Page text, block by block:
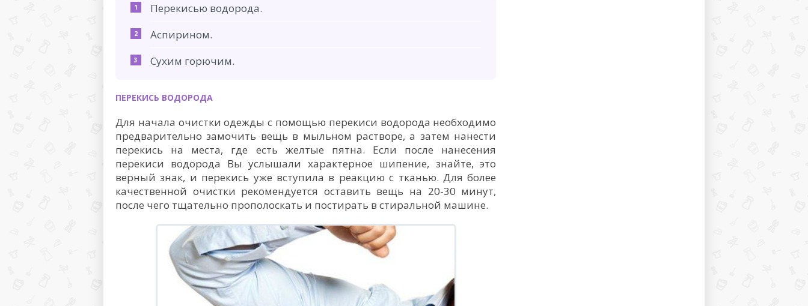
Перекисью водорода.
Аспирином.
Сухим горючим.
ПЕРЕКИСЬ ВОДОРОДА
Для начала очистки одежды с помощью перекиси водорода необходимо
предварительно замочить вещь в мыльном растворе, а затем нанести
перекись на места, где есть желтые пятна. Если после нанесения
перекиси водорода Вы услышали характерное шипение, знайте, это
верный знак, и перекись уже вступила в реакцию с тканью. Для более
качественной очистки рекомендуется оставить вещь на 20-30 минут,
после чего тщательно прополоскать и постирать в стиральной машине.